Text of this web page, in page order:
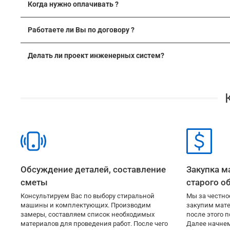
помочь!
Когда нужно оплачивать ?
можете как наличными, так и переводом.
Работаете ли Вы по договору ?
Если Вам требуется договор, сообщите нам об этом
Делать ли проект инженерных систем?
. Так же мы готовы выполнить монтаж по чужому
Обсуждение деталей, составление
сметы
Консультируем Вас по выбору стиральной
машины и комплектующих. Производим
замеры, составляем список необходимых
материалов для проведения работ. После чего
Закупка
старого
Мы за
закупим
после этого
Далее